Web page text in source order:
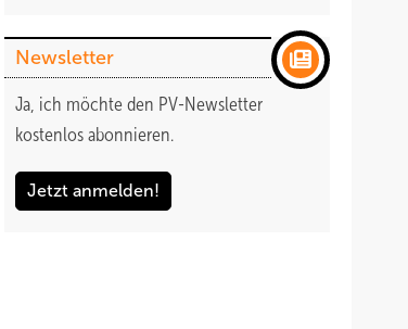
Newsletter
Ja, ich möchte den PV-Newsletter
kostenlos abonnieren.
Jetzt anmelden!